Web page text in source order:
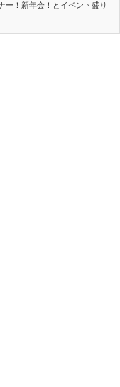
ー！新年会！とイベント盛り